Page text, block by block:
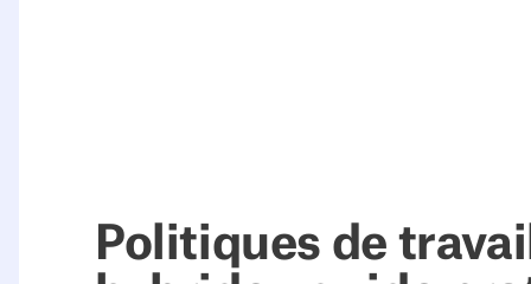
Politiques de